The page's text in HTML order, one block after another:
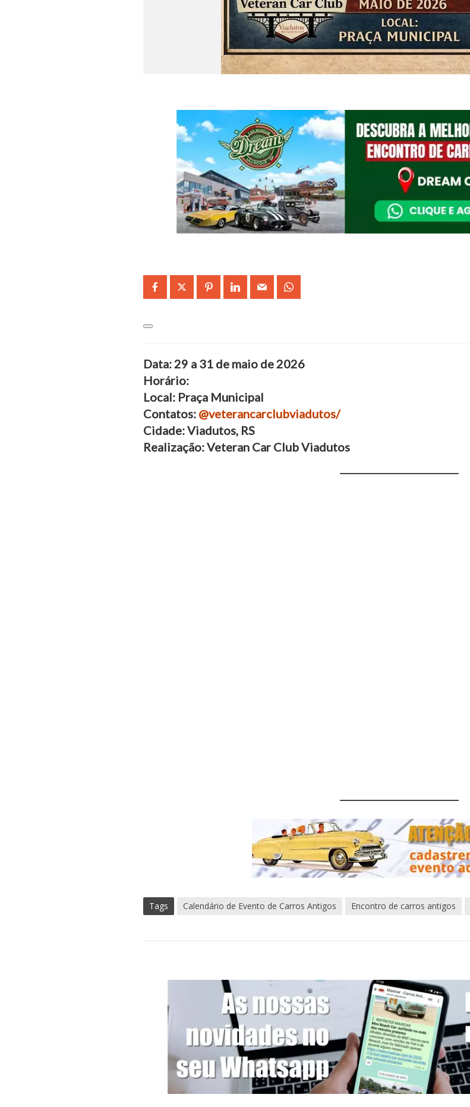
Data: 29 a 31 de maio de 2026
Horário:
Local: Praça Municipal
Contatos: @veterancarclubviadutos/
Cidade: Viadutos, RS
Realização: Veteran Car Club Viadutos
Tags Calendário de Evento de Carros Antigos Encontro de carros antigos